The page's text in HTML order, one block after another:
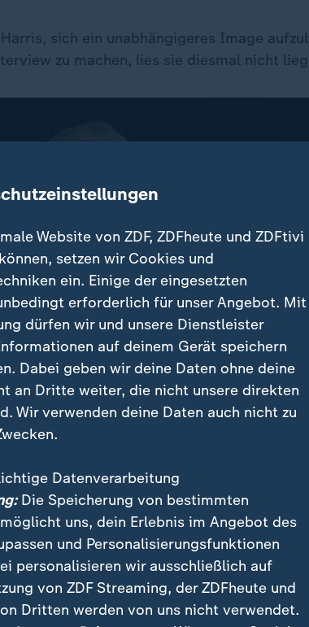
sich ein unabhängigeres Image
zu machen, lies sie diesmal nicht
„nicht eine Neuauflage von Donald Trump,
was Neues“, so ZDF-Korrespondent Elmar
Fox News?
Website von ZDF, ZDFheute und ZDFtivi
setzen wir Cookies und
ein. Einige der eingesetzten
erforderlich für unser Angebot. Mit
dürfen wir und unsere Dienstleister
auf deinem Gerät speichern
Dabei geben wir deine Daten ohne deine
an Dritte weiter, die nicht unsere direkten
Wir verwenden deine Daten auch nicht zu
Datenverarbeitung
Die Speicherung von bestimmten
uns, dein Erlebnis im Angebot des
und Personalisierungsfunktionen
personalisieren wir ausschließlich auf
von ZDF Streaming, der ZDFheute und
Dritten werden von uns nicht verwendet.